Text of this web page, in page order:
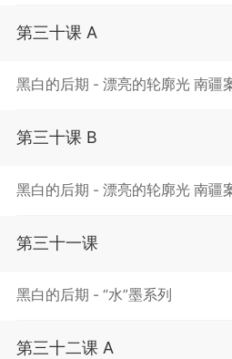
第三十课 A
黑白的后期 - 漂亮的轮廓光 南疆
第三十课 B
黑白的后期 - 漂亮的轮廓光 南疆
第三十一课
黑白的后期 - “水”墨系列
第三十二课 A